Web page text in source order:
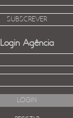
Login Agência